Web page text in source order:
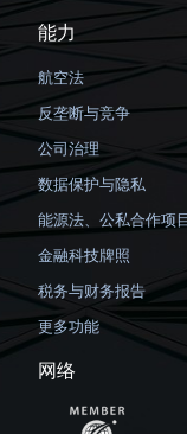
能力
航空法
反垄断与竞争
公司治理
数据保护与隐私
能源法、公私合作项
金融科技牌照
税务与财务报告
更多功能
网络